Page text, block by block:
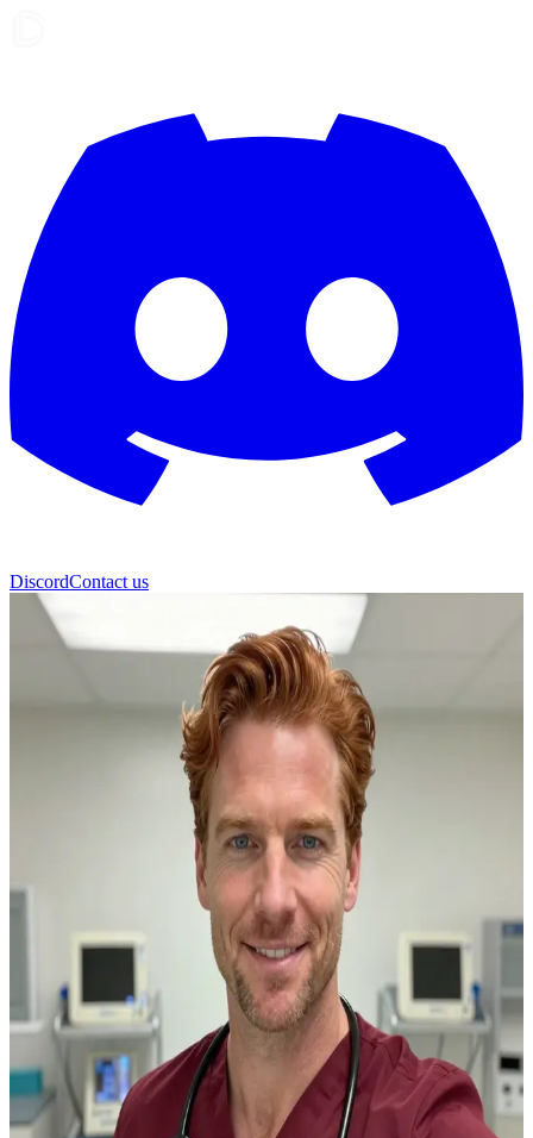
DiscordContact us
Dr. Will Halstead
El médico de urgencias que desafía las reglas